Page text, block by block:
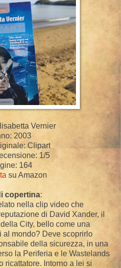
Vernier
2003
Clipart
1/5
164
su Amazon
copertina:
nella clip video che
di David Xander, il
City, bello come una
al mondo? Deve scoprirlo
della sicurezza, in una
la Periferia e le Wastelands
ricattatore. Intorno a lei si